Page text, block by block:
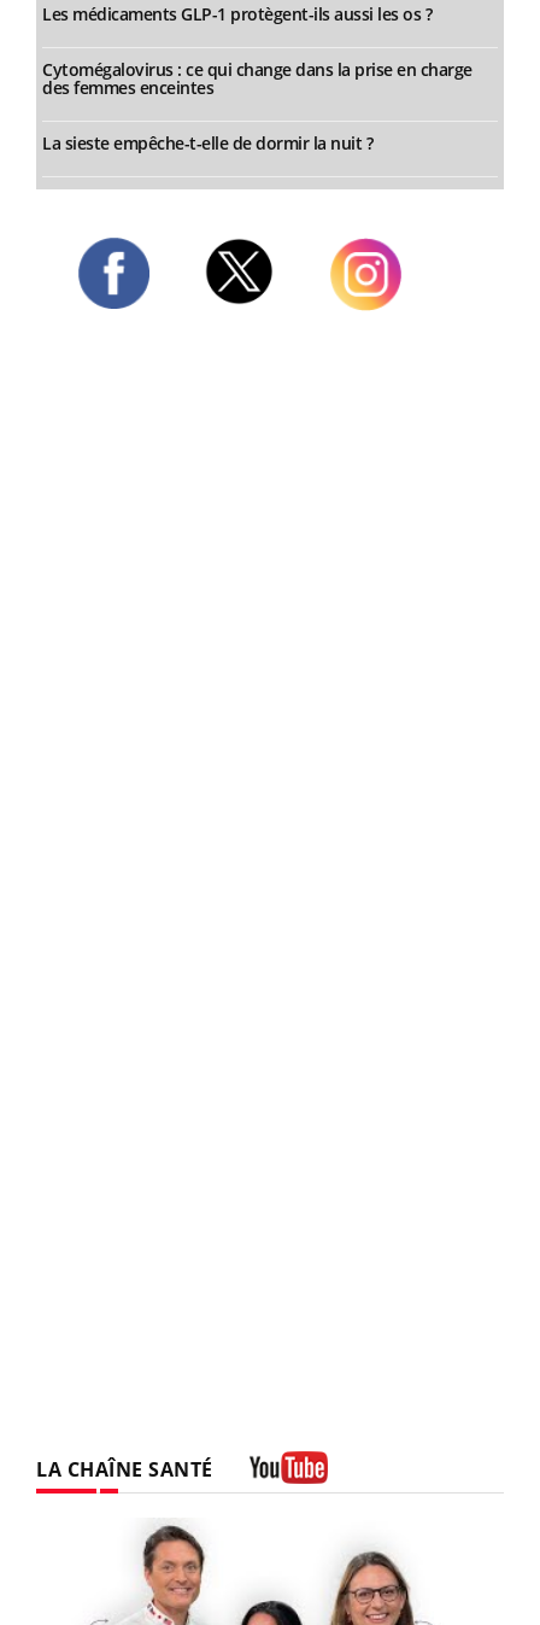
Les médicaments GLP-1 protègent-ils aussi les os ?
Cytomégalovirus : ce qui change dans la prise en charge
des femmes enceintes
La sieste empêche-t-elle de dormir la nuit ?
LA CHAÎNE SANTÉ